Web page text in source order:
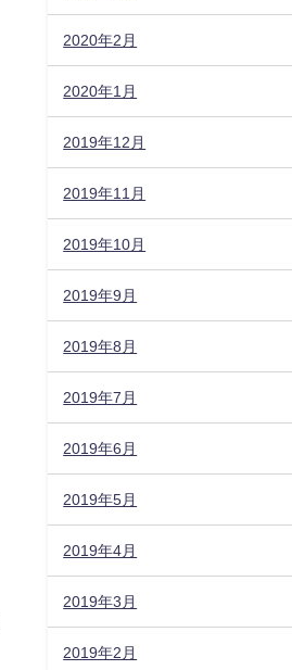
2020年2月
2020年1月
2019年12月
2019年11月
2019年10月
2019年9月
2019年8月
2019年7月
2019年6月
2019年5月
2019年4月
2019年3月
2019年2月